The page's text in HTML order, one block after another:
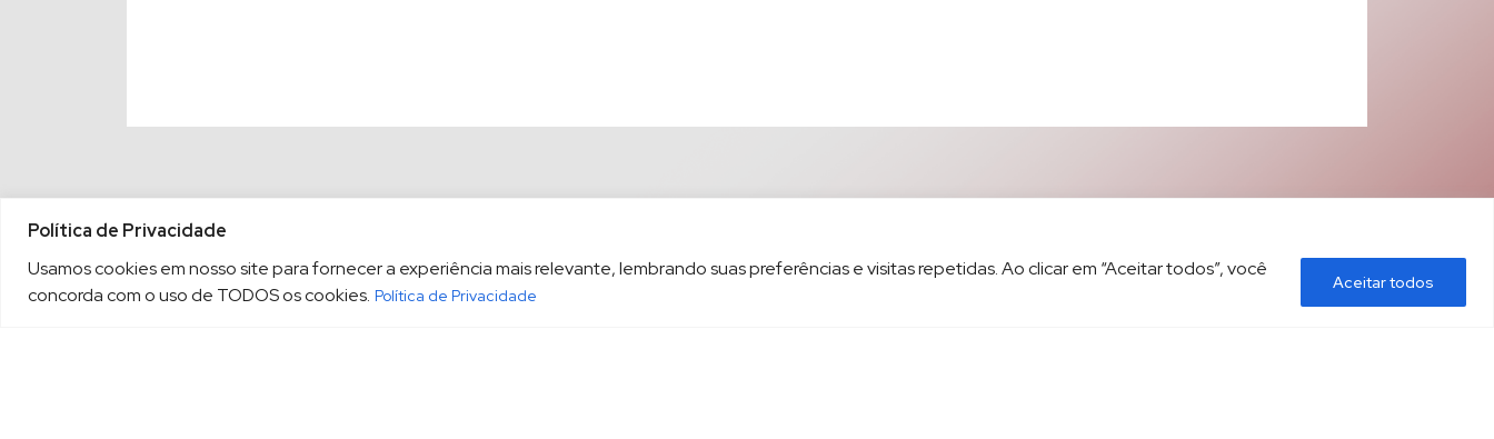
Política de Privacidade
Usamos cookies em nosso site para fornecer a experiência mais relevante, lembrando suas preferências e visitas repetidas. Ao clicar em “Aceitar todos”, você
concorda com o uso de TODOS os cookies. Política de Privacidade
Aceitar todos